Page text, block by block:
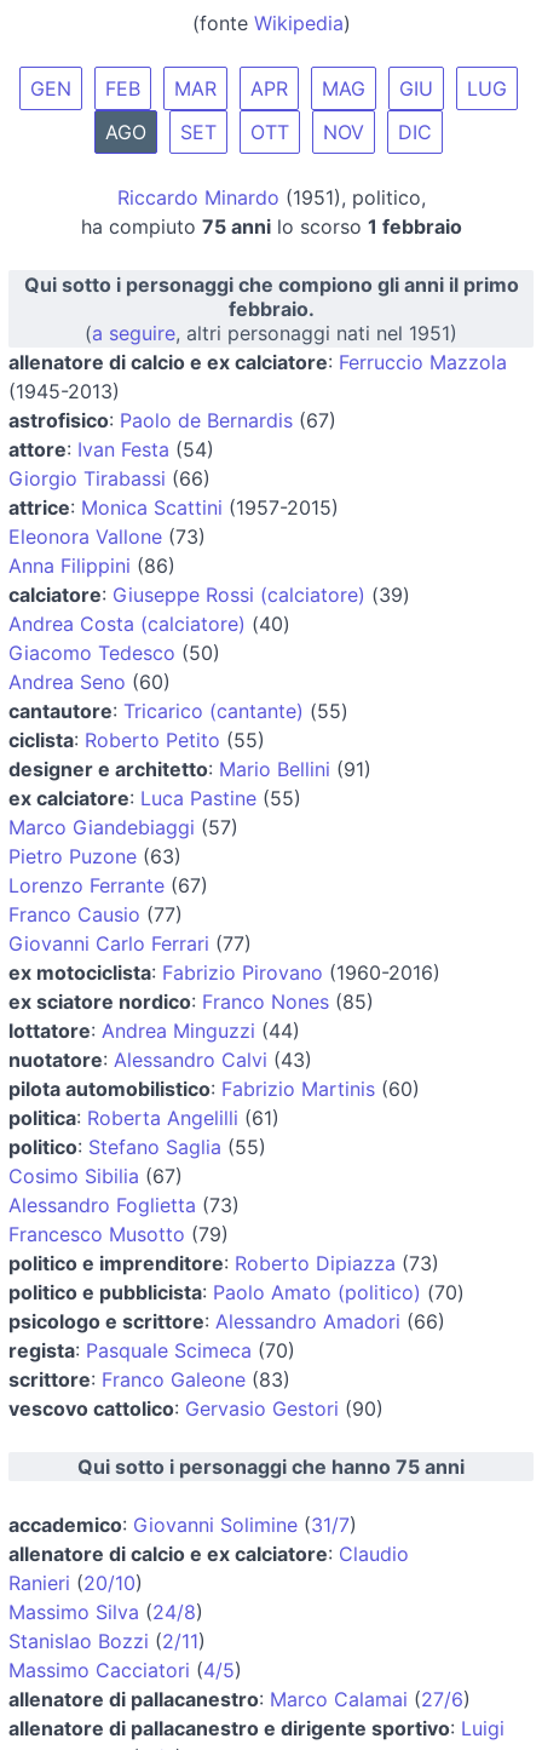
(fonte Wikipedia)
GEN FEB MAR APR MAG GIU
LUG
AGO
SET OTT NOV DIC
Riccardo Minardo (1951), politico,
ha compiuto 75 annilo scorso 1 febbraio
Qui sotto i personaggi che compiono gli anni il primo
febbraio.
(a seguire, altri personaggi nati nel 1951)
allenatore di calcio e ex calciatore: Ferruccio Mazzola
(1945-2013)
astrofisico: Paolo de Bernardis (67)
attore: Ivan Festa (54)
Giorgio Tirabassi (66)
attrice: Monica Scattini (1957-2015)
Eleonora Vallone (73)
Anna Filippini (86)
calciatore: Giuseppe Rossi (calciatore) (39)
Andrea Costa (calciatore) (40)
Giacomo Tedesco (50)
Andrea Seno (60)
cantautore: Tricarico (cantante) (55)
ciclista: Roberto Petito (55)
designer e architetto: Mario Bellini (91)
ex calciatore: Luca Pastine (55)
Marco Giandebiaggi (57)
Pietro Puzone (63)
Lorenzo Ferrante (67)
Franco Causio (77)
Giovanni Carlo Ferrari (77)
ex motociclista: Fabrizio Pirovano (1960-2016)
ex sciatore nordico: Franco Nones (85)
lottatore: Andrea Minguzzi (44)
nuotatore: Alessandro Calvi (43)
pilota automobilistico: Fabrizio Martinis (60)
politica: Roberta Angelilli (61)
politico: Stefano Saglia (55)
Cosimo Sibilia (67)
Alessandro Foglietta (73)
Francesco Musotto (79)
politico e imprenditore: Roberto Dipiazza (73)
politico e pubblicista: Paolo Amato (politico) (70)
psicologo e scrittore: Alessandro Amadori (66)
regista: Pasquale Scimeca (70)
scrittore: Franco Galeone (83)
vescovo cattolico: Gervasio Gestori (90)
Qui sotto i personaggi che hanno 75 anni
accademico: Giovanni Solimine (31/7)
allenatore di calcio e ex calciatore: Claudio
Ranieri (20/10)
Massimo Silva (24/8)
Stanislao Bozzi (2/11)
Massimo Cacciatori (4/5)
allenatore di pallacanestro: Marco Calamai (27/6)
allenatore di pallacanestro e dirigente sportivo: Luigi